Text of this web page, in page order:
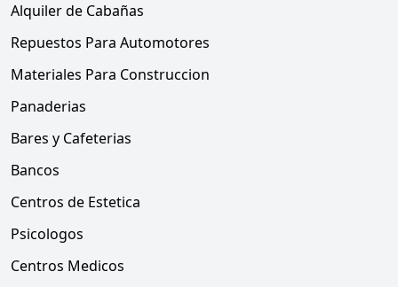
Alquiler de Cabañas
Repuestos Para Automotores
Materiales Para Construccion
Panaderias
Bares y Cafeterias
Bancos
Centros de Estetica
Psicologos
Centros Medicos